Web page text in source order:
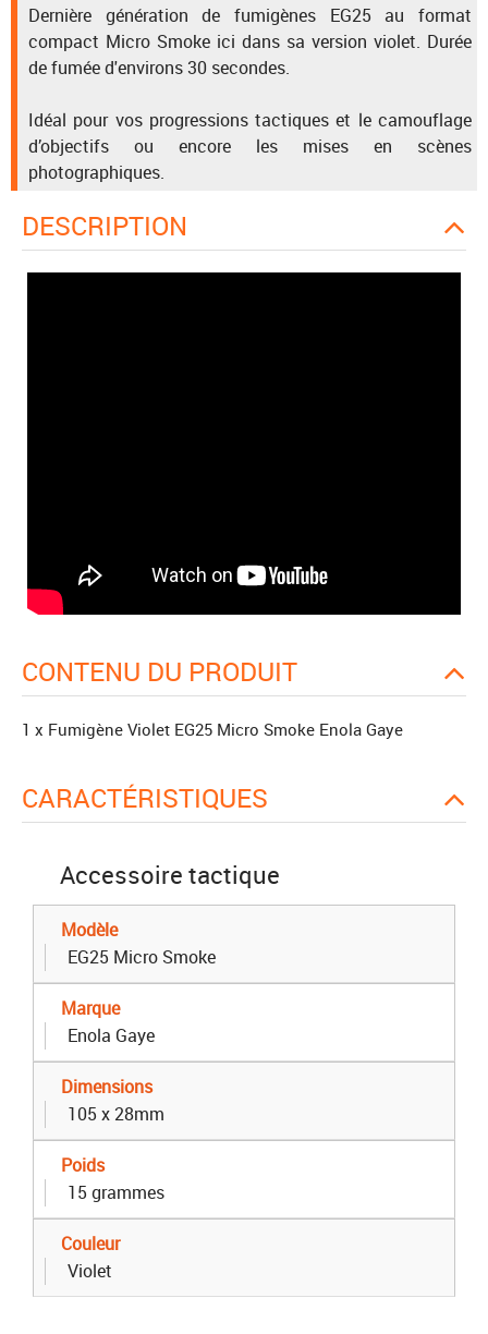
Dernière génération de fumigènes EG25 au format
compact Micro Smoke ici dans sa version violet. Durée
de fumée d'environs 30 secondes.
Idéal pour vos progressions tactiques et le camouflage
d’objectifs ou encore les mises en scènes
photographiques.
DESCRIPTION
CONTENU DU PRODUIT
1 x Fumigène Violet EG25 Micro Smoke Enola Gaye
CARACTÉRISTIQUES
Accessoire tactique
Modèle
EG25 Micro Smoke
Marque
Enola Gaye
Dimensions
105 x 28mm
Poids
15 grammes
Couleur
Violet